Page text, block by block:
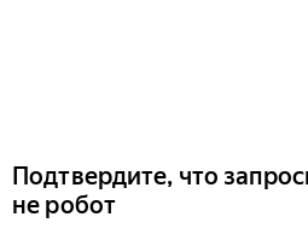
Подтвердите, что
не робот